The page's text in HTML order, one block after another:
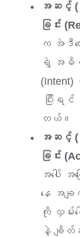
အဆင့် (
ခြင်း
က အဲဒီတ
ရဲ့ အဓိပ္
ပြီးရ
တယ်။
အဆင့်
ခြင်း
အပေါ် အ
နေ အချ
ကို လှမ်း
နဲ့ ချိတ်